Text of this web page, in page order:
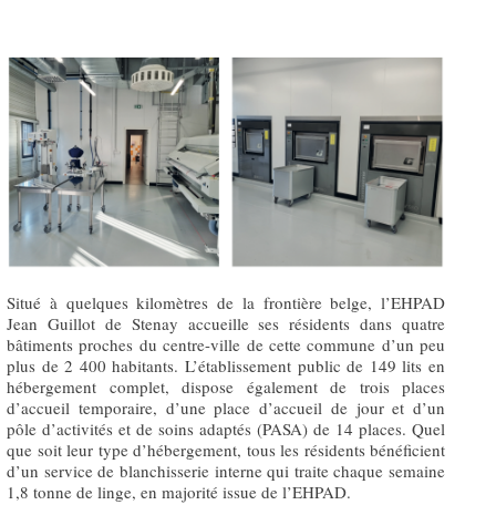
Situé à quelques kilomètres de la frontière belge, l’EHPAD
Jean Guillot de Stenay accueille ses résidents dans quatre
bâtiments proches du centre-ville de cette commune d’un peu
plus de 2 400 habitants. L’établissement public de 149 lits en
hébergement complet, dispose également de trois places
d’accueil temporaire, d’une place d’accueil de jour et d’un
pôle d’activités et de soins adaptés (PASA) de 14 places. Quel
que soit leur type d’hébergement, tous les résidents bénéficient
d’un service de blanchisserie interne qui traite chaque semaine
1,8 tonne de linge, en majorité issue de l’EHPAD.